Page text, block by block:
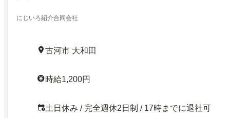
にじいろ紹介合同会社
古河市 大和田
時給1,200円
土日休み / 完全週休2日制 / 17時までに退社可